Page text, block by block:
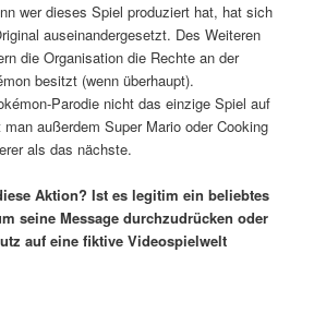
wer dieses Spiel produziert hat, hat sich
auseinandergesetzt. Des Weiteren
die Organisation die Rechte an der
besitzt (wenn überhaupt).
Parodie nicht das einzige Spiel auf
außerdem Super Mario oder Cooking
als das nächste.
Aktion? Ist es legitim ein beliebtes
seine Message durchzudrücken oder
auf eine fiktive Videospielwelt